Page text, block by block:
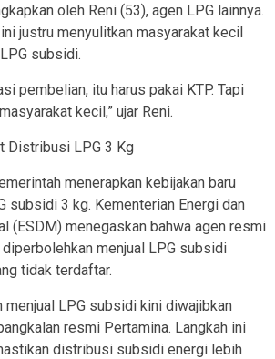
oleh Reni (53), agen LPG lainnya.
justru menyulitkan masyarakat kecil
subsidi.
pembelian, itu harus pakai KTP. Tapi
kecil,” ujar Reni.
Distribusi LPG 3 Kg
menerapkan kebijakan baru
subsidi 3 kg. Kementerian Energi dan
(ESDM) menegaskan bahwa agen resmi
menjual LPG subsidi
tidak terdaftar.
menjual LPG subsidi kini diwajibkan
resmi Pertamina. Langkah ini
distribusi subsidi energi lebih